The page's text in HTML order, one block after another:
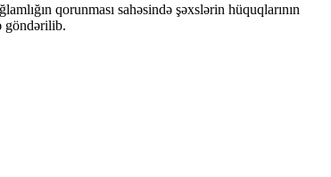
qorunması sahəsində şəxslərin hüquqlarının
göndərilib.